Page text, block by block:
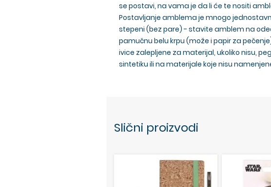
se postavi, na vama je da li će te nositi
Postavljanje amblema je mnogo
stepeni (bez pare) - stavite amblem na
pamučnu belu krpu (može i papir za
ivice zalepljene za materijal, ukoliko nisu,
sintetiku ili na materijale koje nisu
Slični proizvodi